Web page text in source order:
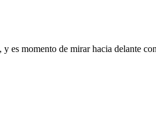
es momento de mirar hacia delante